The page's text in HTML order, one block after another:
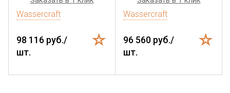
Wassercraft
98 116 руб./
шт.
Wassercraft
96 560 руб./
шт.